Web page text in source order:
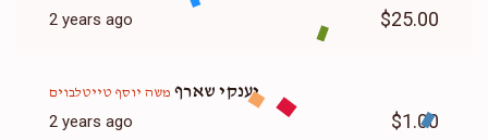
2 years ago $25.00
יענקי שארף משה יוסף טייטלבוים
2 years ago $1.00